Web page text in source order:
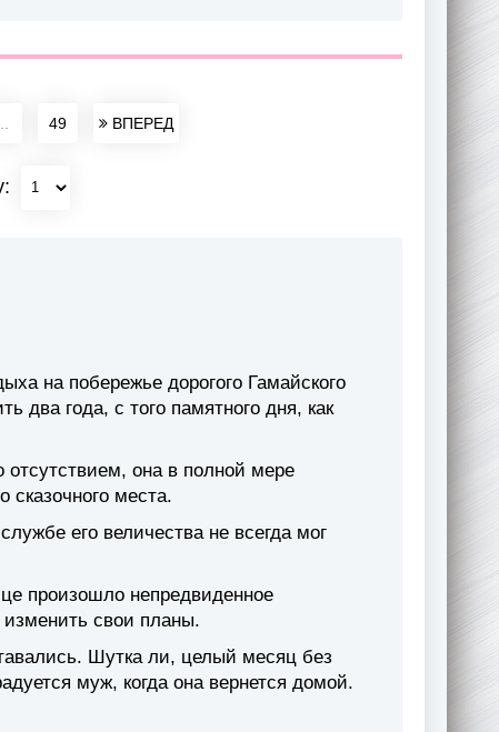
49 ВПЕРЕД
на побережье дорогого Гамайского
два года, с того памятного дня, как
она в полной мере
места.
его величества не всегда мог
произошло непредвиденное
свои планы.
Шутка ли, целый месяц без
муж, когда она вернется домой.